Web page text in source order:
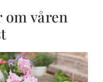
våren